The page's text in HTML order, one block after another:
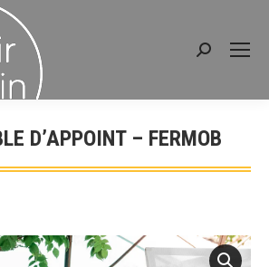
Recherche
D’APPOINT – FERMOB
Vous êtes ici :